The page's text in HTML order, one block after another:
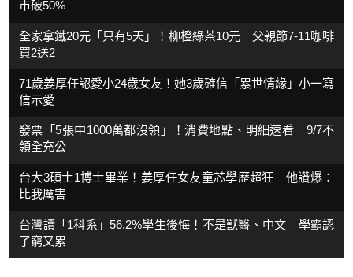
市破50%
全家拿鐵20元「只有5天」！柳橙綠茶10元 父親節7-11咖啡
買2送2
71歲姜厚任認愛小24歲女友！她3歲確信「累世情緣」小一寫
信示愛
發票「5張中1000萬都沒領」！消費地點、明細速看 9/7不
領全充公
台大3碩士1博士畢業！姜厚任女友童芯學歷超狂 他讚爆：
比我厲害
台灣讀「1科系」56.2%學生後悔！不是獸醫、中文 學霸認
了窮又累